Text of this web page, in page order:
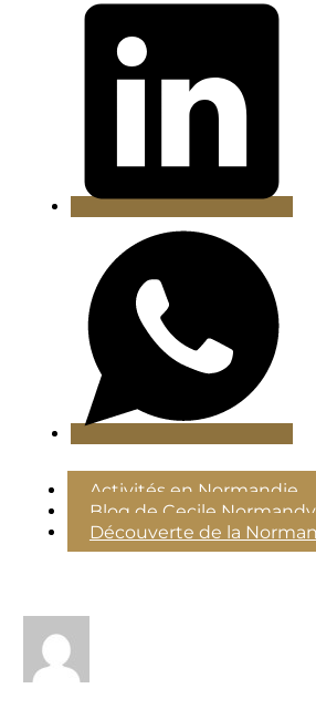
Activités en Normandie
Blog de Cecile
Découverte de la